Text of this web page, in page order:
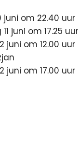
juni om 22.40
juni om 17.25
juni om 12.00
juni om 17.00